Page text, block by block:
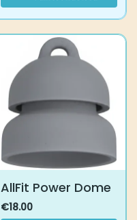
useampi
muunnelma.
Voit
tehdä
valinnat
tuotteen
sivulla.
AllFit Power Dome
€18.00